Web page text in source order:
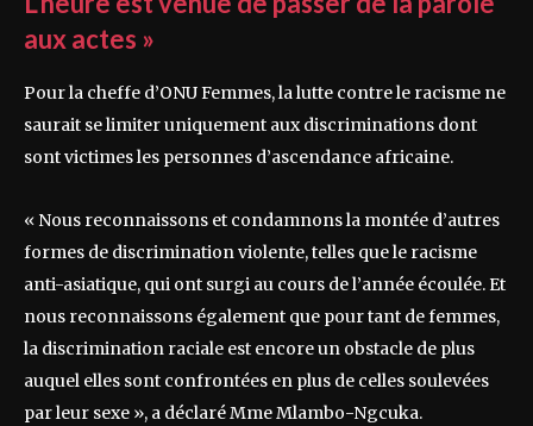
aux actes »
Pour la cheffe d’ONU Femmes, la lutte contre le racisme ne
saurait se limiter uniquement aux discriminations dont
sont victimes les personnes d’ascendance africaine.
« Nous reconnaissons et condamnons la montée d’autres
formes de discrimination violente, telles que le racisme
anti-asiatique, qui ont surgi au cours de l’année écoulée. Et
nous reconnaissons également que pour tant de femmes,
la discrimination raciale est encore un obstacle de plus
auquel elles sont confrontées en plus de celles soulevées
par leur sexe », a déclaré Mme Mlambo-Ngcuka.